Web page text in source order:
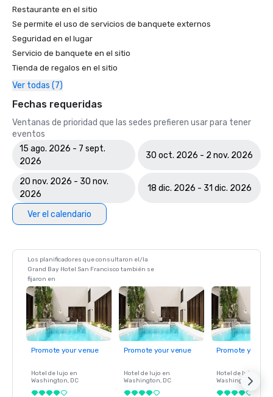
Restaurante en el sitio
Se permite el uso de servicios de banquete externos
Seguridad en el lugar
Servicio de banquete en el sitio
Tienda de regalos en el sitio
Ver todas (7)
Fechas requeridas
Ventanas de prioridad que las sedes prefieren usar para tener
eventos
15 ago. 2026 - 7 sept.
2026
30 oct. 2026 - 2 nov. 2026
20 nov. 2026 - 30 nov.
2026
18 dic. 2026 - 31 dic. 2026
Ver el calendario
Los planificadores que consultaron el/la
Grand Bay Hotel San Francisco también se
fijaron en
Promote your venue
Hotel de lujo en
Washington, DC
Promote your venue
Hotel de lujo en
Washington, DC
Promote your
Hotel de lujo en
Washington